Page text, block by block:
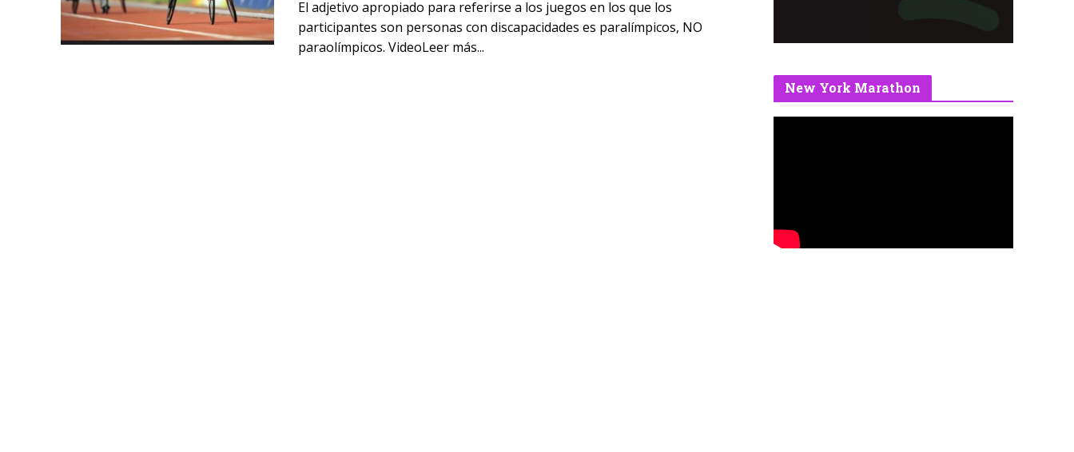
El adjetivo apropiado para referirse a los juegos en los que los
participantes son personas con discapacidades es paralímpicos, NO
paraolímpicos. VideoLeer más...
New York Marathon